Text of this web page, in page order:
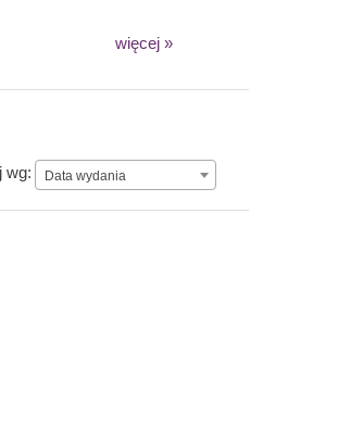
więcej »
wg: Data wydania
Data wydania